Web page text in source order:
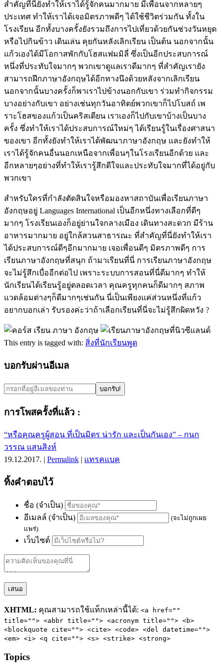
สำคัญที่นี่ยังทำให้เราได้รู้จักคนมากมาย มีเพื่อนจากหลายๆ
ประเทศ ทำให้เราได้เจอมิตรภาพดีๆ ได้ใช้ชีวิตร่วมกัน ทั้งใน
โรงเรียน อีกทั้งบางครั้งยังรวมถึงการไปเที่ยวด้วยกันช่วงวันหยุด
หรือไปกินข้าว เดินเล่น คุยกันหลังเลิกเรียน เป็นต้น นอกจากนั้น
แก้วเองได้มีโอกาสพักกับโฮสแฟมมิลี่ ซึ่งเป็นอีกประสบการณ์
หนึ่งที่ประทับใจมากๆ พวกเขาดูแลเราดีมากๆ ที่สำคัญเรายัง
สามารถฝึกภาษาอังกฤษได้อีกทางนึงด้วยหลังจากเลิกเรียน
นอกจากนั้นบางครั้งก็พาเราไปข้างนอกกับเขา ร่วมทำกิจกรรม
บางอย่างกับเขา อย่างเช่นทุกวันอาทิตย์พวกเขาก็ไปโบสถ์ เพ
ราะโฮสของแก้วเป็นคริสเตียน เราเองก็ไปกับเขาบ้างเป็นบาง
ครั้ง ซึ่งทำให้เราได้ประสบการณ์ใหม่ๆ ได้เรียนรู้ในเรื่องศาสนา
ของเขา อีกทั้งยังทำให้เราได้พัฒนาภาษาอังกฤษ และยังทำให้
เราได้รู้จักคนอื่นนอกเหนือจากเพื่อนๆในโรงเรียนอีกด้วย และ
อีกหลายๆอย่างที่ทำให้เรารู้สึกดีใจและประทับใจมากที่ได้อยู่กับ
พวกเขา
สำหรับใครที่กำลังตัดสินใจหรือมองหาสถาบันเพื่อเรียนภาษา
อังกฤษอยู่ Languages International เป็นอีกหนึ่งทางเลือกที่ดีๆ
มากๆ โรงเรียนเองก็อยู่ย่านใจกลางเมือง เดินทางสะดวก มีร้าน
อาหารมากมาย อยู่ใกล้สวนสาธารณะ ที่สำคัญที่นี่ยังทำให้เรา
ได้ประสบการณ์ดีๆอีกมากมาย เจอเพื่อนดีๆ มิตรภาพดีๆ การ
เรียนภาษาอังกฤษที่สนุก ถ้ามาเรียนที่นี่ การเรียนภาษาอังกฤษ
จะไม่รู้สึกเบื่ออีกต่อไป เพราะระบบการสอนที่นี่ดีมากๆ ทำให้
นักเรียนได้เรียนรู้อยู่ตลอดเวลา คุณครูทุกคนก็ดีมากๆ สภาพ
แวดล้อมต่างๆก็ดีมากๆเช่นกัน นี่เป็นเพียงแค่ส่วนหนึ่งที่แก้ว
อยากบอกเล่า รับรองค่ะว่าถ้าเลือกเรียนที่นี่จะไม่รู้สึกผิดหวัง ?
This entry is tagged with: สิ่งที่นักเรียนพูด
บอกรับผ่านอีเมล
การโพสครั้งที่แล้ว :
“หรือคุณครูผู้สอน ที่เป็นมิตร น่ารัก และเป็นกันเอง” – กนก
วรรณ แสนสิงห์
19.12.2017. | Permalink | แทรคแบค
ทิ้งคำตอบไว้
ชื่อ (จำเป็น)
อีเมลล์ (จำเป็น)
(จะไม่ถูกเผย
แพร่)
เว็บไซต์
XHTML: คุณสามารถใช้แท็กเหล่านี้ได้: <a href=""
title=""> <abbr title=""> <acronym title=""> <b>
<blockquote cite=""> <cite> <code> <del datetime="">
<em> <i> <q cite=""> <s> <strike> <strong>
Topics